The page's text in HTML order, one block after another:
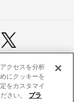
お問い合わせ
情報の外部通信
に基づく表示
クセスを分析
にクッキーを
をカスタマイ
さい。
プラ